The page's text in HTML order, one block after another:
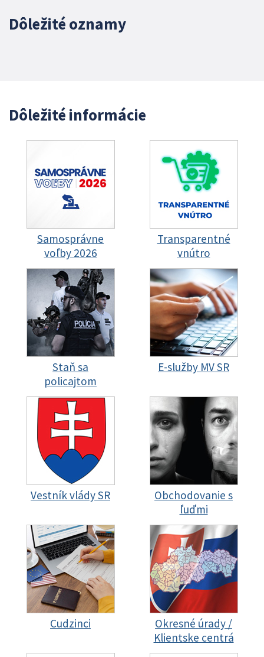
Dôležité oznamy
Dôležité informácie
Samosprávne
voľby 2026
Transparentné
vnútro
Staň sa
policajtom
E-služby MV SR
Vestník vlády SR
Obchodovanie s
ľuďmi
Cudzinci
Okresné úrady /
Klientske centrá